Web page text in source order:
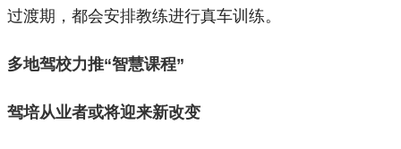
过渡期，都会安排教练进行真车训练。
多地驾校力推“智慧课程”
驾培从业者或将迎来新改变